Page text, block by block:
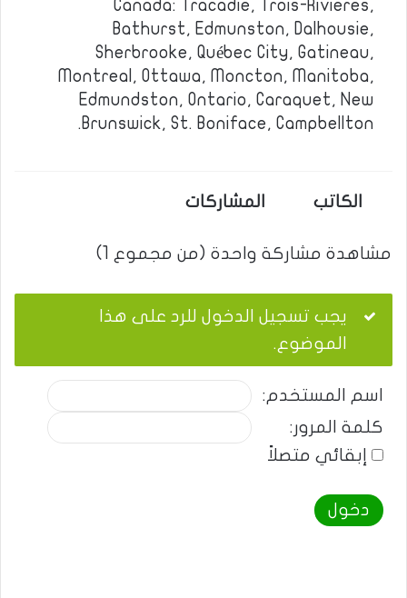
Canada: Tracadie, Trois-Rivieres,
Bathurst, Edmunston, Dalhousie,
Sherbrooke, Québec City, Gatineau,
Montreal, Ottawa, Moncton, Manitoba,
Edmundston, Ontario, Caraquet, New
Brunswick, St. Boniface, Campbellton.
الكاتب المشاركات
مشاهدة مشاركة واحدة (من مجموع 1)
يجب تسجيل الدخول للرد على هذا
الموضوع.
اسم المستخدم:
كلمة المرور:
إبقائي متصلاً
دخول